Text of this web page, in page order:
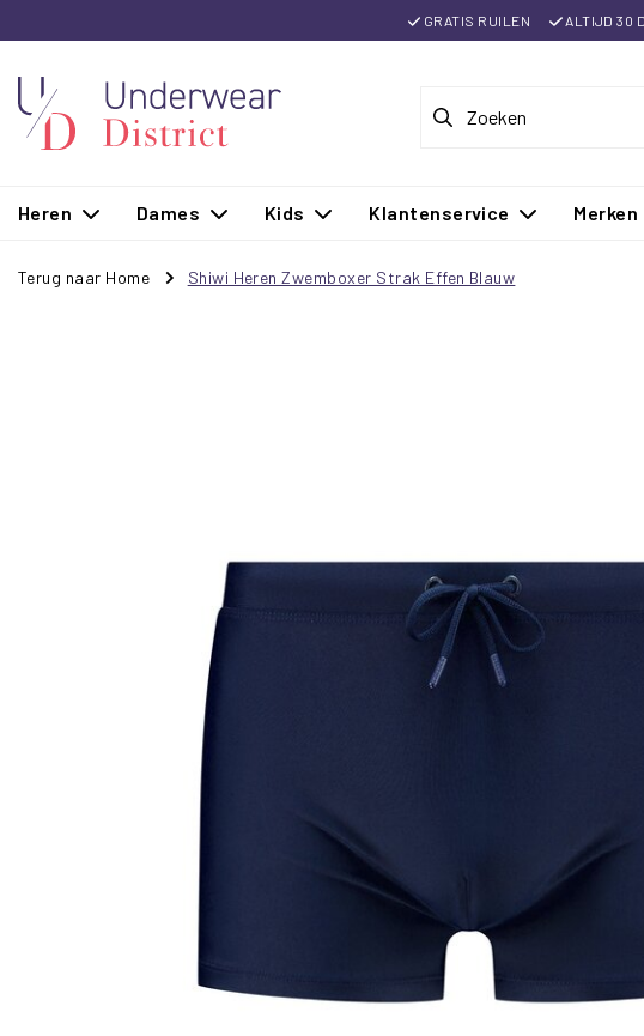
GRATIS RUILEN ALTIJD 30
Heren Dames Kids Klantenservice Merken
Terug naar Home Shiwi Heren Zwemboxer Strak Effen Blauw